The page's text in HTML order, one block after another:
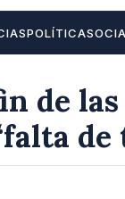
POLÍTICA
de